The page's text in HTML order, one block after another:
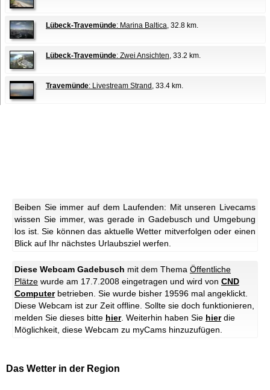
Lübeck-Travemünde: Marina Baltica, 32.8 km.
Lübeck-Travemünde: Zwei Ansichten, 33.2 km.
Travemünde: Livestream Strand , 33.4 km.
Beiben Sie immer auf dem Laufenden: Mit unseren Livecams
wissen Sie immer, was gerade in Gadebusch und Umgebung
los ist. Sie können das aktuelle Wetter mitverfolgen oder einen
Blick auf Ihr nächstes Urlaubsziel werfen.
Diese Webcam Gadebusch mit dem Thema Öffentliche
Plätze wurde am 17.7.2008 eingetragen und wird von CND
Computerbetrieben. Sie wurde bisher 19596 mal angeklickt.
Diese Webcam ist zur Zeit offline. Sollte sie doch funktionieren,
melden Sie dieses bitte hier. Weiterhin haben Sie hierdie
Möglichkeit, diese Webcam zu myCams hinzuzufügen.
Das Wetter in der Region